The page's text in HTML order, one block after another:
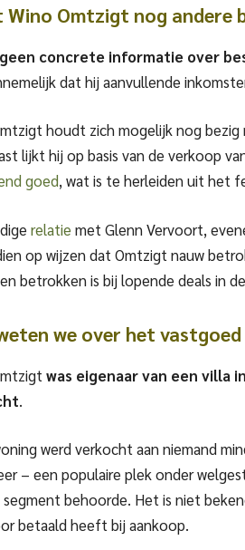
Wino Omtzigt nog andere
geen concrete informatie over
dat hij aanvullende
houdt zich mogelijk nog
lijkt hij op basis van de verkoop
goed, wat is te herleiden uit het
relatie met Glenn Vervoort,
op wijzen dat Omtzigt nauw
betrokken is bij lopende deals in
we over het
was eigenaar van een villa
.
werd verkocht aan niemand
– een populaire plek onder
behoorde. Het is niet
betaald heeft bij aankoop.